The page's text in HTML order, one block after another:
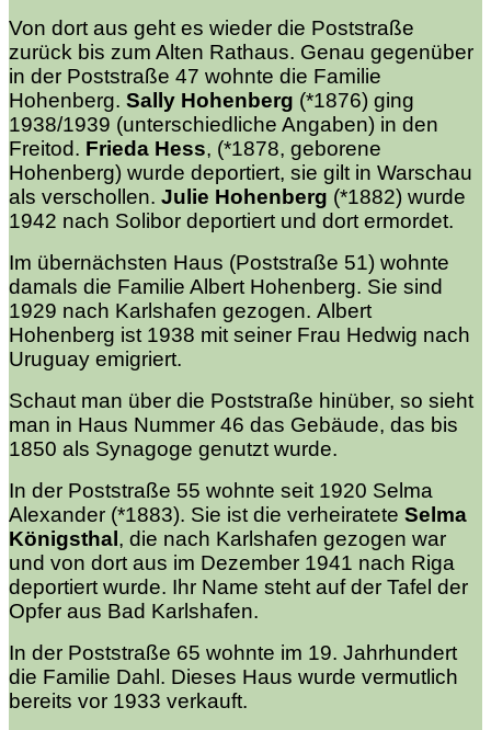
Von dort aus geht es wieder die Poststraße
zurück bis zum Alten Rathaus. Genau gegenüber
in der Poststraße 47 wohnte die Familie
Hohenberg. Sally Hohenberg (*1876) ging
1938/1939 (unterschiedliche Angaben) in den
Freitod. Frieda Hess, (*1878, geborene
Hohenberg) wurde deportiert, sie gilt in Warschau
als verschollen. Julie Hohenberg (*1882) wurde
1942 nach Solibor deportiert und dort ermordet.
Im übernächsten Haus (Poststraße 51) wohnte
damals die Familie Albert Hohenberg. Sie sind
1929 nach Karlshafen gezogen. Albert
Hohenberg ist 1938 mit seiner Frau Hedwig nach
Uruguay emigriert.
Schaut man über die Poststraße hinüber, so sieht
man in Haus Nummer 46 das Gebäude, das bis
1850 als Synagoge genutzt wurde.
In der Poststraße 55 wohnte seit 1920 Selma
Alexander (*1883). Sie ist die verheiratete Selma
Königsthal , die nach Karlshafen gezogen war
und von dort aus im Dezember 1941 nach Riga
deportiert wurde. Ihr Name steht auf der Tafel der
Opfer aus Bad Karlshafen.
In der Poststraße 65 wohnte im 19. Jahrhundert
die Familie Dahl. Dieses Haus wurde vermutlich
bereits vor 1933 verkauft.